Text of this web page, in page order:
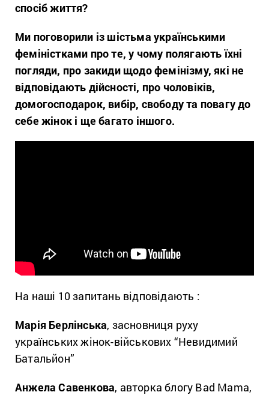
спосіб життя?
Ми поговорили із шістьма українськими
феміністками про те, у чому полягають їхні
погляди, про закиди щодо фемінізму, які не
відповідають дійсності, про чоловіків,
домогосподарок, вибір, свободу та повагу до
себе жінок і ще багато іншого.
На наші 10 запитань відповідають :
Марія Берлінська, засновниця руху
українських жінок-військових “Невидимий
Батальйон”
Анжела Савенкова, авторка блогу Bad Mama,